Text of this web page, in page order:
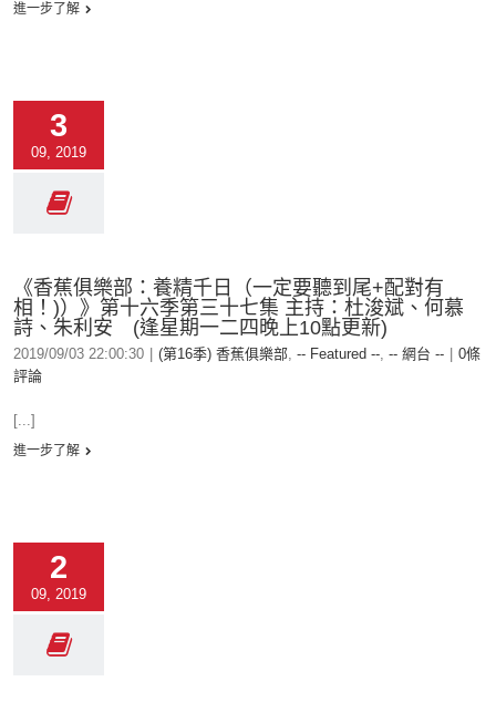
進一步了解
3
09, 2019
《香蕉俱樂部：養精千日（一定要聽到尾+配對有
相！)）》第十六季第三十七集 主持：杜浚斌、何慕
詩、朱利安 (逢星期一二四晚上10點更新)
2019/09/03 22:00:30 (第16季) 香蕉俱樂部, -- Featured --, -- 網台 --
0條
評論
[...]
進一步了解
2
09, 2019